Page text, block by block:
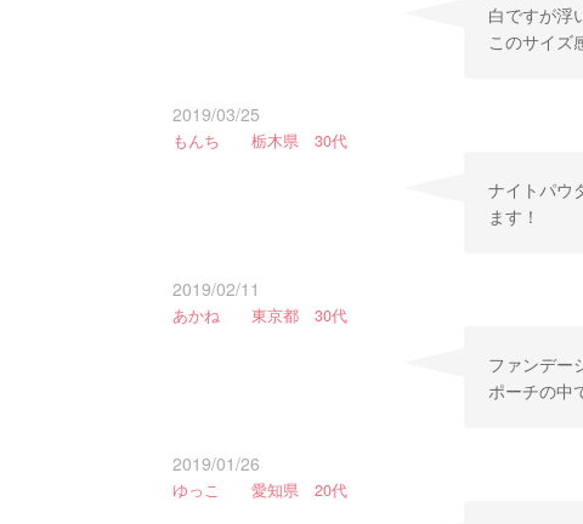
白ですが浮
このサイズ
2019/03/25
もんち 栃木県 30代
ナイトパウ
ます！
2019/02/11
あかね 東京都 30代
ファンデー
ポーチの中
2019/01/26
ゆっこ 愛知県 20代